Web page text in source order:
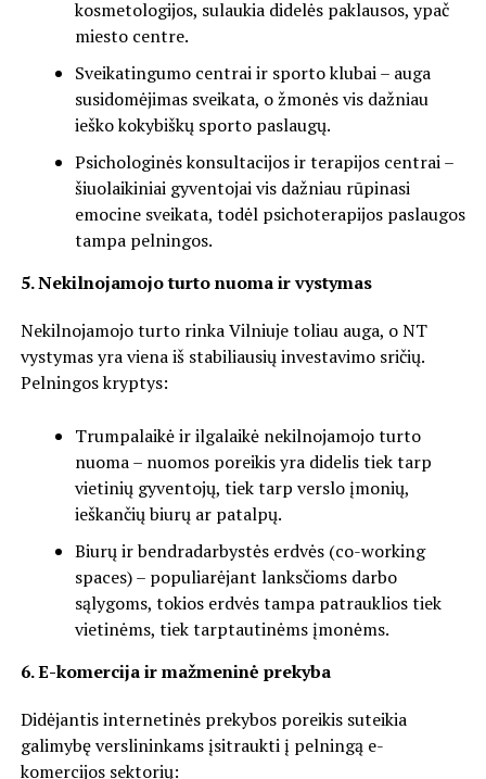
kosmetologijos, sulaukia didelės paklausos, ypač
miesto centre.
Sveikatingumo centrai ir sporto klubai – auga
susidomėjimas sveikata, o žmonės vis dažniau
ieško kokybiškų sporto paslaugų.
Psichologinės konsultacijos ir terapijos centrai –
šiuolaikiniai gyventojai vis dažniau rūpinasi
emocine sveikata, todėl psichoterapijos paslaugos
tampa pelningos.
5. Nekilnojamojo turto nuoma ir vystymas
Nekilnojamojo turto rinka Vilniuje toliau auga, o NT
vystymas yra viena iš stabiliausių investavimo sričių.
Pelningos kryptys:
Trumpalaikė ir ilgalaikė nekilnojamojo turto
nuoma – nuomos poreikis yra didelis tiek tarp
vietinių gyventojų, tiek tarp verslo įmonių,
ieškančių biurų ar patalpų.
Biurų ir bendradarbystės erdvės (co-working
spaces) – populiarėjant lanksčioms darbo
sąlygoms, tokios erdvės tampa patrauklios tiek
vietinėms, tiek tarptautinėms įmonėms.
6. E-komercija ir mažmeninė prekyba
Didėjantis internetinės prekybos poreikis suteikia
galimybę verslininkams įsitraukti į pelningą e-
komercijos sektorių: